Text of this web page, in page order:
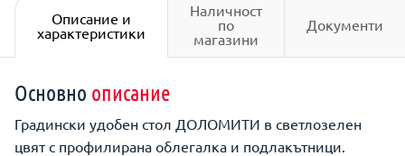
Описание и
характеристики
Наличност
по
магазини
Документи
Основно описание
Градински удобен стол ДОЛОМИТИ в светлозелен
цвят с профилирана облегалка и подлакътници.